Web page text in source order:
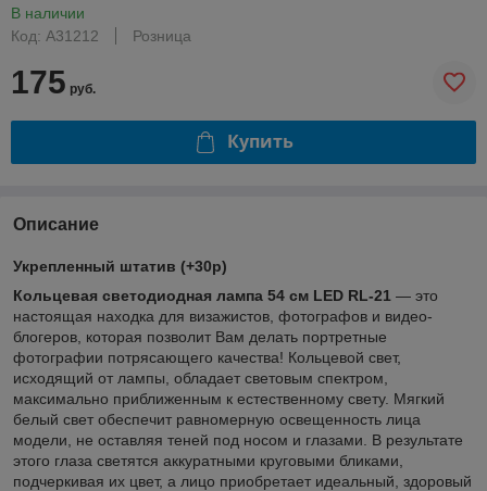
В наличии
Код: A31212
Розница
175 руб.
Купить
Описание
Укрепленный штатив (+30р)
Кольцевая светодиодная лампа 54 см LED RL-21 — это
настоящая находка для визажистов, фотографов и видео-
блогеров, которая позволит Вам делать портретные
фотографии потрясающего качества! Кольцевой свет,
исходящий от лампы, обладает световым спектром,
максимально приближенным к естественному свету. Мягкий
белый свет обеспечит равномерную освещенность лица
модели, не оставляя теней под носом и глазами. В результате
этого глаза светятся аккуратными круговыми бликами,
подчеркивая их цвет, а лицо приобретает идеальный, здоровый